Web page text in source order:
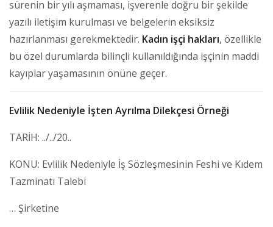
sürenin bir yılı aşmaması, işverenle doğru bir şekilde
yazılı iletişim kurulması ve belgelerin eksiksiz
hazırlanması gerekmektedir. Kadın işçi hakları, özellikle
bu özel durumlarda bilinçli kullanıldığında işçinin maddi
kayıplar yaşamasının önüne geçer.
Evlilik Nedeniyle İşten Ayrılma Dilekçesi Örneği
TARİH: ../../20..
KONU: Evlilik Nedeniyle İş Sözleşmesinin Feshi ve Kıdem
Tazminatı Talebi
… Şirketine